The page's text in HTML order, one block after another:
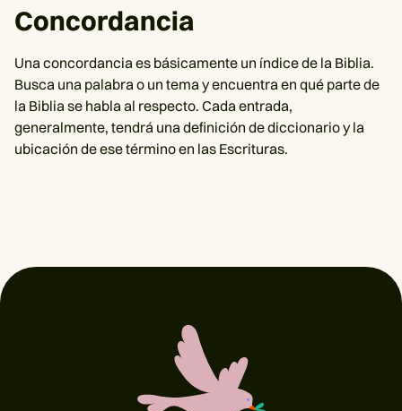
Concordancia
Una concordancia es básicamente un índice de la Biblia.
Busca una palabra o un tema y encuentra en qué parte de
la Biblia se habla al respecto. Cada entrada,
generalmente, tendrá una definición de diccionario y la
ubicación de ese término en las Escrituras.